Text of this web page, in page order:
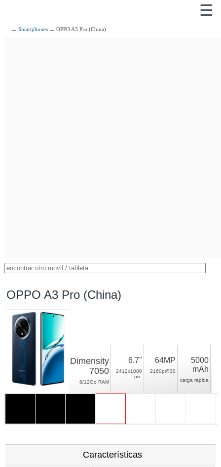
☰
→Smartphones → OPPO A3 Pro (China)
OPPO A3 Pro (China)
Dimensity
7050
8/12Go RAM
6.7"
2412x1080
pix.
64MP
2160p@30
5000
mAh
carga rápida
Características